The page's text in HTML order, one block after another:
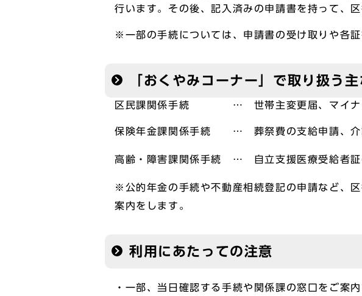
行います。その後、記入済みの申請書を持って、
※一部の手続については、申請書の受け取りや各
「おくやみコーナー」で取り扱う
区民課関係手続 … 世帯主変更届、マイナン
保険年金課関係手続 … 葬祭費の支給申請、介
高齢・障害課関係手続 … 自立支援医療受給者証
※公的年金の手続や不動産相続登記の申請など、
案内をします。
利用にあたっての注意
・一部、当日確認する手続や関係課の窓口をご案